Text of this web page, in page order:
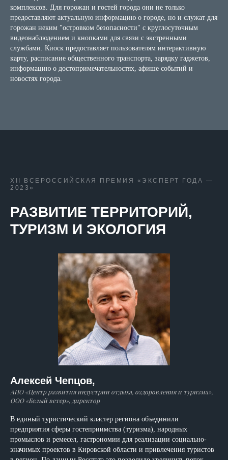
комплексов. Для горожан и гостей города они не только
предоставляют актуальную информацию о городе, но и служат для
горожан неким "островком безопасности" с круглосуточным
видеонаблюдением и кнопками для связи с экстренными
службами. Киоск предоставляет пользователям интерактивную
карту, расписание общественного транспорта, зарядку гаджетов,
информацию о достопримечательностях, афише событий и
новостях города.
XII ВСЕРОССИЙСКАЯ ПРЕМИЯ «ЭКСПЕРТ ГОДА —
2023»
РАЗВИТИЕ ТЕРРИТОРИЙ,
ТУРИЗМ И ЭКОЛОГИЯ
Алексей Чепцов,
АНО «Центр развития индустрии отдыха, оздоровления и туризма»,
ООО «Белый ветер», директор
В единый туристический кластер региона объединили
предприятия сферы гостеприимства (туризма), народных
промыслов и ремесел, гастрономии для реализации социально-
значимых проектов в Кировской области и привлечения туристов